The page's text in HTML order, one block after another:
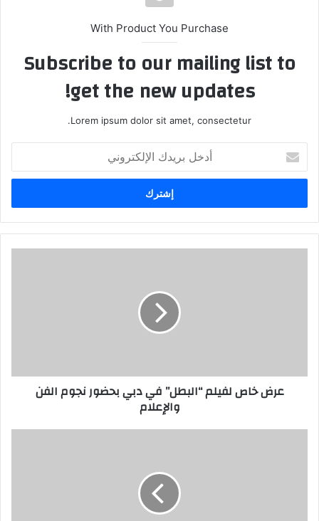
With Product You Purchase
Subscribe to our mailing list to
get the new updates!
Lorem ipsum dolor sit amet, consectetur.
بريدك
الإلكتروني
عرض خاص لفيلم “البطل” في دبي بحضور نجوم الفن
والإعلام